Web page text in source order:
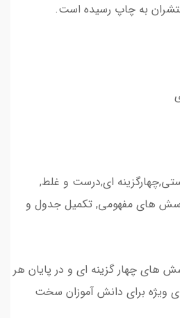
به چاپ رسیده است.
ای,درست و غلط,
های مفهومی, تکمیل جدول و
چهار گزینه ای و در پایان هر
ویژه برای دانش آموزان سخت